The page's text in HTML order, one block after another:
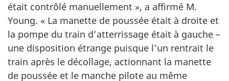
était contrôlé manuellement », a affirmé M.
Young. « La manette de poussée était à droite et
la pompe du train d’atterrissage était à gauche –
une disposition étrange puisque l’un rentrait le
train après le décollage, actionnant la manette
de poussée et le manche pilote au même